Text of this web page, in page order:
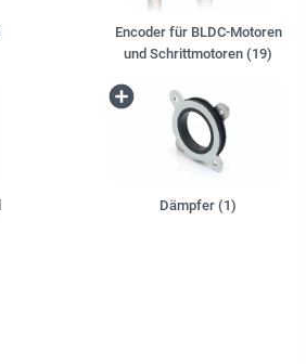
Encoder für BLDC-Motoren
und Schrittmotoren (19)
Dämpfer (1)